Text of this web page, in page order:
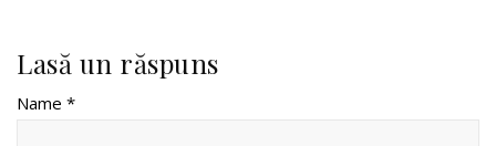
Lasă un răspuns
Name *